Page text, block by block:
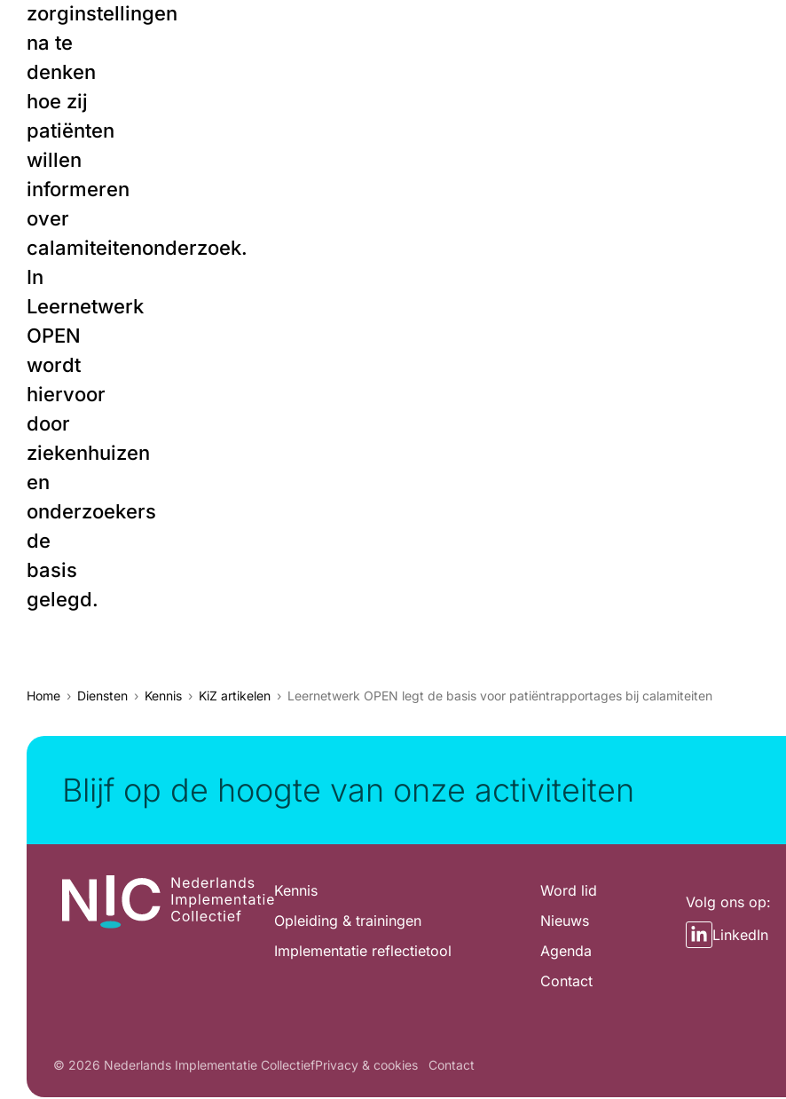
zorginstellingen
na te
denken
hoe zij
patiënten
willen
informeren
over
calamiteitenonderzoek.
In
Leernetwerk
OPEN
wordt
hiervoor
door
ziekenhuizen
en
onderzoekers
de
basis
gelegd.
Home Diensten Kennis KiZ artikelen Leernetwerk OPEN legt de basis voor patiëntrapportages bij calamiteiten
Blijf op de hoogte van onze activiteiten
Kennis
Opleiding & trainingen
Implementatie reflectietool
Word lid
Nieuws
Agenda
Contact
Volg ons op:
LinkedIn
© 2026 Nederlands Implementatie CollectiefPrivacy & cookies Contact